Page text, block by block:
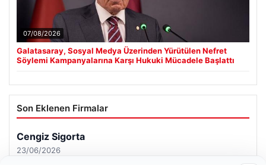
07/08/2026
Galatasaray, Sosyal Medya Üzerinden Yürütülen Nefret
Söylemi Kampanyalarına Karşı Hukuki Mücadele Başlattı
Son Eklenen Firmalar